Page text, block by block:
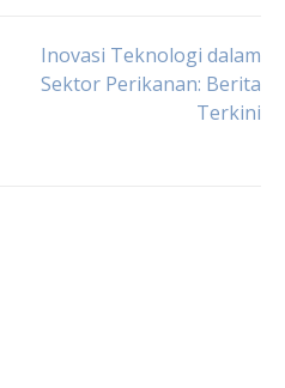
Inovasi Teknologi dalam
Sektor Perikanan: Berita
Terkini